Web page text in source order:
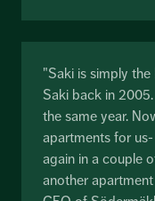
"Saki is simply
Saki back in
the same year.
apartments for us-
again in a couple
another